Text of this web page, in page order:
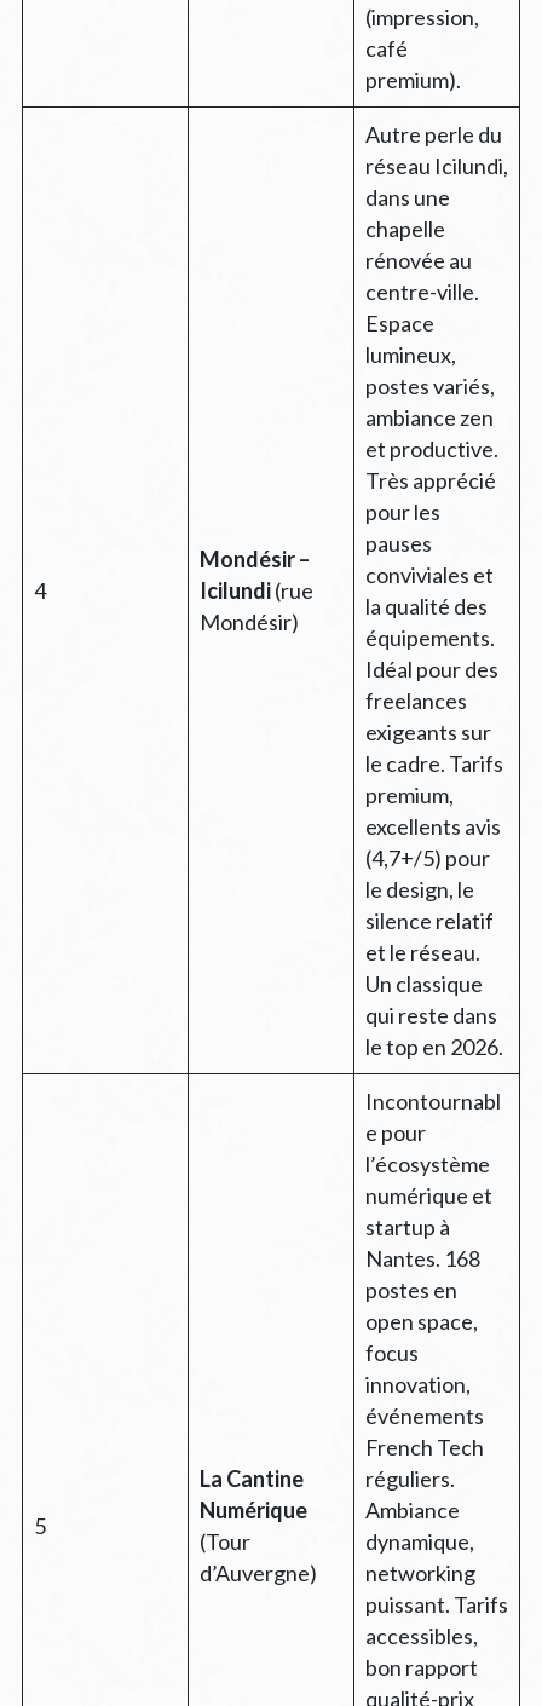
(impression,
café
premium).
4
Mondésir –
Icilundi(rue
Mondésir)
Autre perle du
réseau Icilundi,
dans une
chapelle
rénovée au
centre-ville.
Espace
lumineux,
postes variés,
ambiance zen
et productive.
Très apprécié
pour les
pauses
conviviales et
la qualité des
équipements.
Idéal pour des
freelances
exigeants sur
le cadre. Tarifs
premium,
excellents avis
(4,7+/5) pour
le design, le
silence relatif
et le réseau.
Un classique
qui reste dans
le top en 2026.
5
La Cantine
Numérique
(Tour
d’Auvergne)
Incontournabl
e pour
l’écosystème
numérique et
startup à
Nantes. 168
postes en
open space,
focus
innovation,
événements
French Tech
réguliers.
Ambiance
dynamique,
networking
puissant. Tarifs
accessibles,
bon rapport
qualité-prix